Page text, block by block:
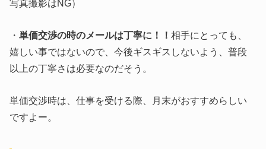
写真撮影はNG）
・単価交渉の時のメールは丁寧に！！相手にとっても、
嬉しい事ではないので、今後ギスギスしないよう、普段
以上の丁寧さは必要なのだそう。
単価交渉時は、仕事を受ける際、月末がおすすめらしい
ですよー。